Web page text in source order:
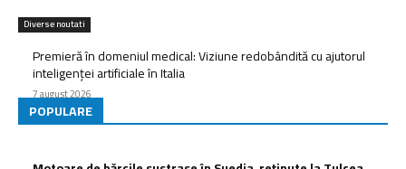
Diverse noutati
Premieră în domeniul medical: Viziune redobândită cu ajutorul
inteligenței artificiale în Italia
7 august 2026
POPULARE